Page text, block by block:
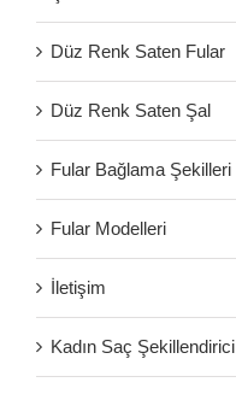
Düz Renk Saten Fular
Düz Renk Saten Şal
Fular Bağlama Şekilleri
Fular Modelleri
İletişim
Kadın Saç Şekillendirici